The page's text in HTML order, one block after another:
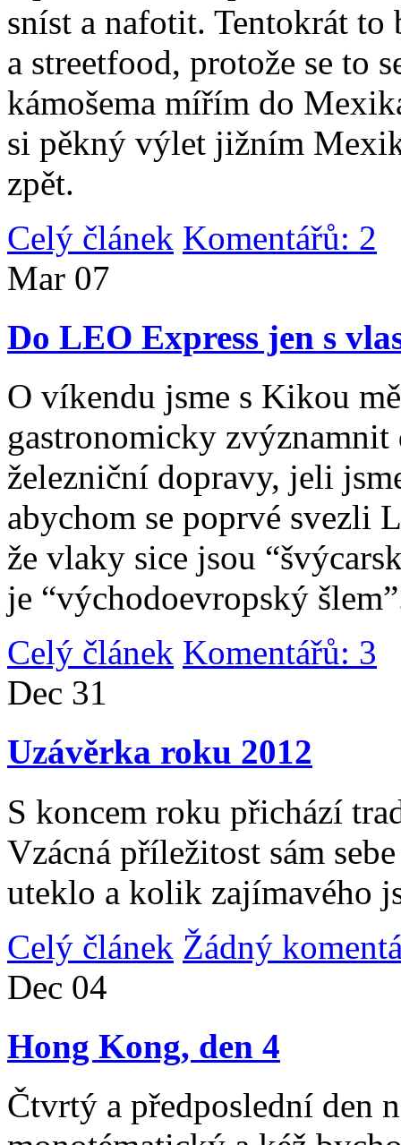
sníst a nafotit. Tentokrát
a streetfood, protože se to
kámošema mířím do
si pěkný výlet jižním
zpět.
Celý článek Komentářů: 2
Mar 07
Do LEO Express jen s
O víkendu jsme s Kikou
gastronomicky
železniční dopravy, jeli
abychom se poprvé svezli
že vlaky sice jsou
je “východoevropský
Celý článek Komentářů: 3
Dec 31
Uzávěrka roku 2012
S koncem roku přichází
Vzácná příležitost sám
uteklo a kolik zajímavého
Celý článek Žádný
Dec 04
Hong Kong, den 4
Čtvrtý a předposlední den